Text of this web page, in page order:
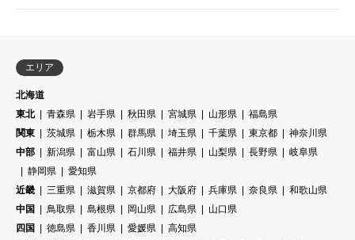
エリア
北海道
東北
青森県 岩手県 秋田県 宮城県 山形県
福島県
関東
茨城県 栃木県 群馬県 埼玉県 千葉県 東京都
神奈川県
中部
新潟県 富山県 石川県 福井県 山梨県 長野県
岐阜県
静岡県
愛知県
近畿
三重県 滋賀県 京都府 大阪府 兵庫県 奈良県
和歌山県
中国
鳥取県 島根県 岡山県 広島県
山口県
四国
徳島県 香川県 愛媛県
高知県